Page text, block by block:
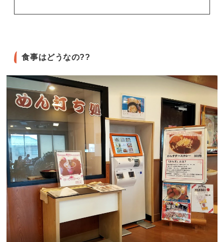
食事はどうなの??